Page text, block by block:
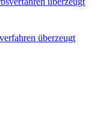
überzeugt